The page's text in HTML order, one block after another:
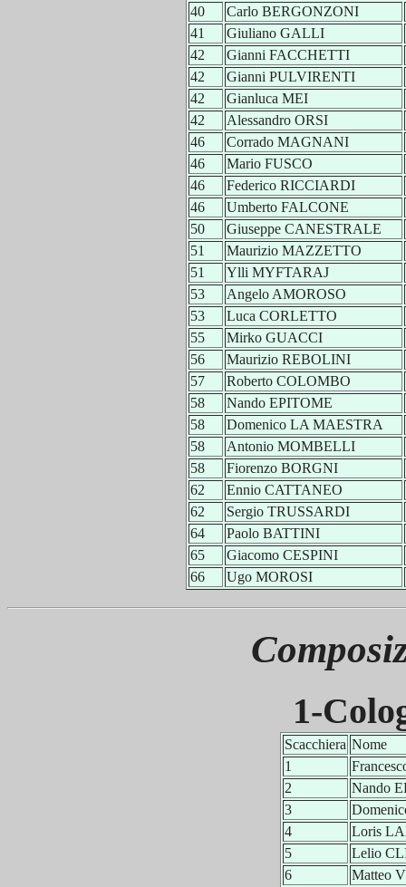
40
Carlo BERGONZONI
41
Giuliano GALLI
42
Gianni FACCHETTI
42
Gianni PULVIRENTI
42
Gianluca MEI
42
Alessandro ORSI
46
Corrado MAGNANI
46
Mario FUSCO
46
Federico RICCIARDI
46
Umberto FALCONE
50
Giuseppe CANESTRALE
51
Maurizio MAZZETTO
51
Ylli MYFTARAJ
53
Angelo AMOROSO
53
Luca CORLETTO
55
Mirko GUACCI
56
Maurizio REBOLINI
57
Roberto COLOMBO
58
Nando EPITOME
58
Domenico LA MAESTRA
58
Antonio MOMBELLI
58
Fiorenzo BORGNI
62
Ennio CATTANEO
62
Sergio TRUSSARDI
64
Paolo BATTINI
65
Giacomo CESPINI
66
Ugo MOROSI
1-
Scacchiera Nome
1
2
Nando
3
4
Loris
5
Lelio
6
Matteo